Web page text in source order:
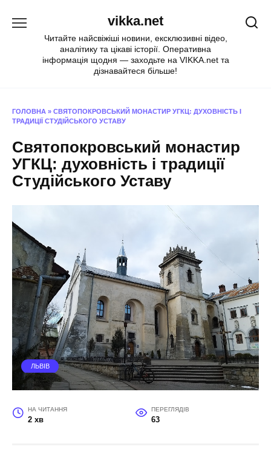
vikka.net
Читайте найсвіжіші новини, ексклюзивні відео,
аналітику та цікаві історії. Оперативна
інформація щодня — заходьте на VIKKA.net та
дізнавайтеся більше!
ГОЛОВНА » СВЯТОПОКРОВСЬКИЙ МОНАСТИР УГКЦ: ДУХОВНІСТЬ І
ТРАДИЦІЇ СТУДІЙСЬКОГО УСТАВУ
Святопокровський монастир
УГКЦ: духовність і традиції
Студійського Уставу
ЛЬВІВ
НА ЧИТАННЯ
2 хв
ПЕРЕГЛЯДІВ
63